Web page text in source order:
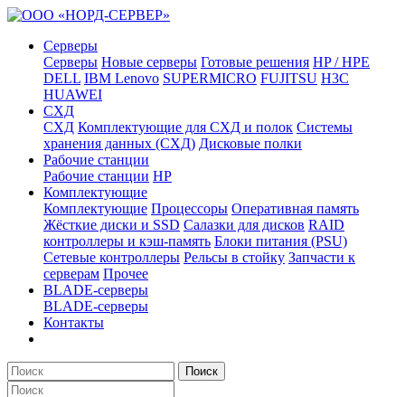
Серверы
Серверы Новые серверы Готовые решения HP / HPE
DELL IBM Lenovo SUPERMICRO FUJITSU H3C
HUAWEI
СХД
СХД Комплектующие для СХД и полок Системы
хранения данных (СХД) Дисковые полки
Рабочие станции
Рабочие станции HP
Комплектующие
Комплектующие Процессоры Оперативная память
Жёсткие диски и SSD Салазки для дисков RAID
контроллеры и кэш-память Блоки питания (PSU)
Сетевые контроллеры Рельсы в стойку Запчасти к
серверам Прочее
BLADE-серверы
BLADE-серверы
Контакты
Поиск